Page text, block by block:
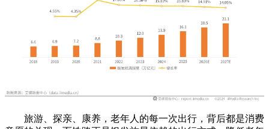
旅游、探亲、康养，老年人的每一次出行，背后都是消费